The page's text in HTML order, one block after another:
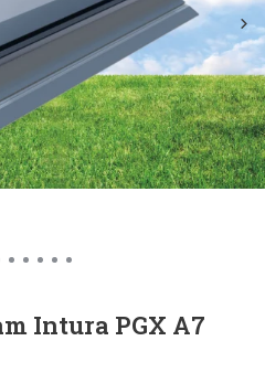
Intura PGX A7